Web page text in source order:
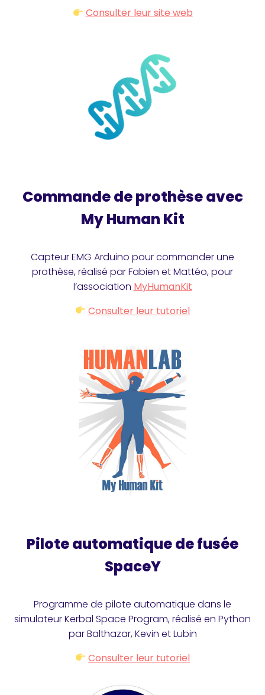
Consulter leur site web
Commande de prothèse avec
My Human Kit
Capteur EMG Arduino pour commander une
prothèse, réalisé par Fabien et Mattéo, pour
l’association MyHumanKit
Consulter leur tutoriel
Pilote automatique de fusée
SpaceY
Programme de pilote automatique dans le
simulateur Kerbal Space Program, réalisé en Python
par Balthazar, Kevin et Lubin
Consulter leur tutoriel